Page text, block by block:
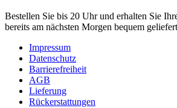
Bestellen Sie bis 20 Uhr und erhalten Sie
bereits am nächsten Morgen bequem
Impressum
Datenschutz
Barrierefreiheit
AGB
Lieferung
Rückerstattungen